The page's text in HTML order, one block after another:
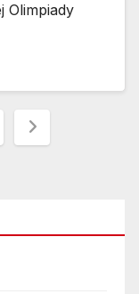
Olimpiady